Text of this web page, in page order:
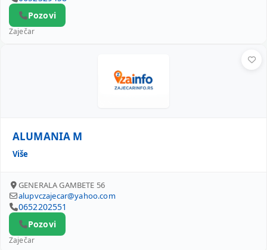
Pozovi
Zaječar
ALUMANIA M
Više
GENERALA GAMBETE 56
alupvczajecar@yahoo.com
0652202551
Pozovi
Zaječar